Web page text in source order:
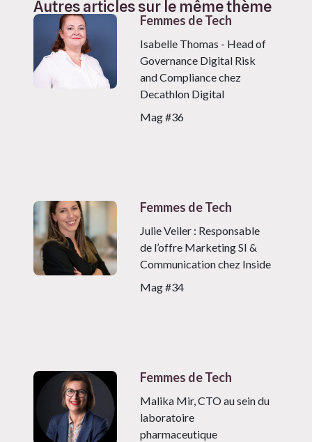
Autres articles sur le même thème
Femmes de Tech
Isabelle Thomas - Head of
Governance Digital Risk
and Compliance chez
Decathlon Digital
Mag #36
Femmes de Tech
Julie Veiler : Responsable
de l’offre Marketing SI &
Communication chez Inside
Mag #34
Femmes de Tech
Malika Mir, CTO au sein du
laboratoire
pharmaceutique